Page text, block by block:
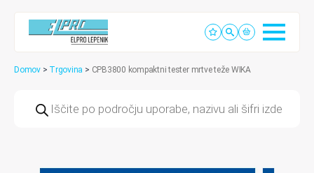
Domov > Trgovina > CPB3800 kompaktni tester mrtve teže WIKA
search